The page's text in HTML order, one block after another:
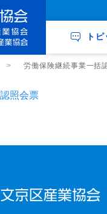
トピ
労働保険継続事業一括
照会票